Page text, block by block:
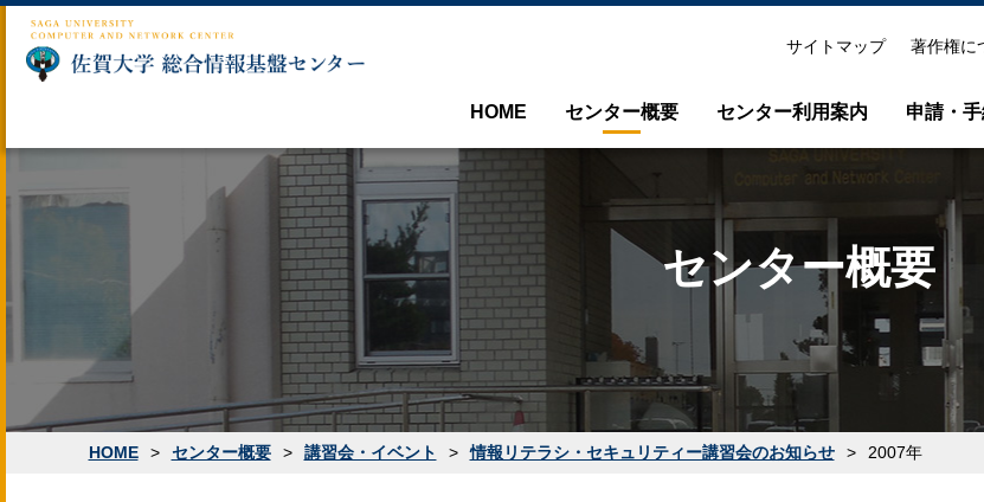
HOME センター概要
センター概要
沿革 紹介パンフレット
目的・業務内容 連絡先・所在地
システム紹介 各種委員会
センター利用案内
センター利用案内
センターの利用について 演習室利用のご案内
Microsoft包括ライセンス利用案内 Microsoft365ポータル利用案内
パスワードについて 学内無線LAN(000saga-u)の利用
申請・
サイトマップ 著作権に
センター概要
HOME > センター概要 > 講習会・イベント > 情報リテラシ・セキュリティー講習会のお知らせ > 2007年